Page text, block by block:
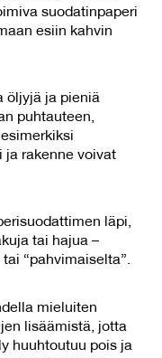
suodatinpaperi
esiin kahvin
öljyjä ja pieniä
puhtauteen,
ja rakenne voivat
läpi,
tai hajua –
“pahvimaiselta”.
mieluiten
lisäämistä, jotta
huuhtoutuu pois ja